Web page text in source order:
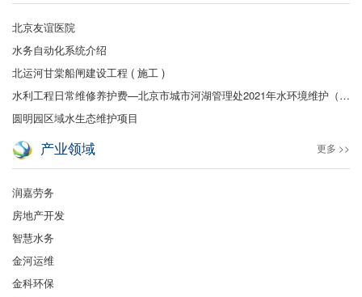
北京友谊医院
水务自动化系统介绍
北运河甘棠船闸建设工程 ( 施工 )
水利工程日常维修养护费—北京市城市河湖管理处2021年水环境维护（保洁及绿化）
圆明园区域水生态维护项目
产业领域 更多 >>
润嘉劳务
房地产开发
智慧水务
金河运维
金科环保